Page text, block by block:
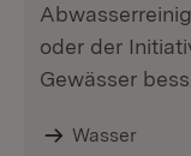
oder der
Gewässer
Wasser